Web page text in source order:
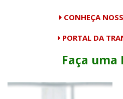
CONHEÇA
PORTAL DA
Faça uma